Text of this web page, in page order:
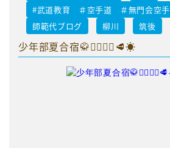
#武道教育 ＃空手道 ＃無門会空手
師範代ブログ
柳川 筑後
少年部夏合宿🥋🏃‍♂️🏊‍♂️🥩☀️